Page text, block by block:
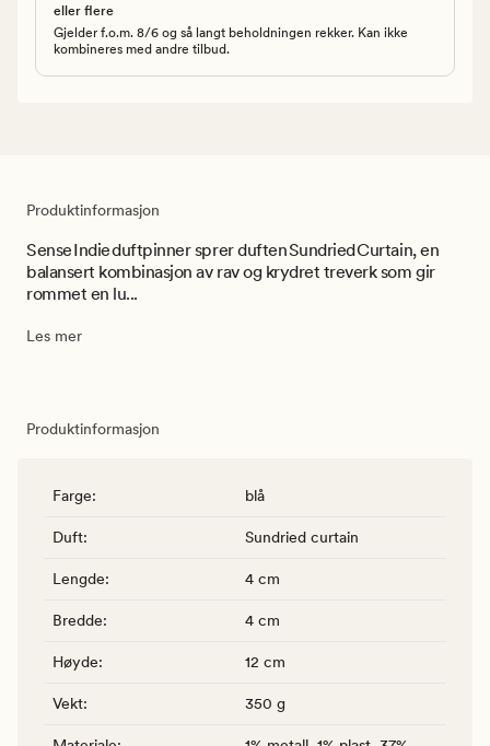
eller flere
Gjelder f.o.m. 8/6 og så langt beholdningen rekker. Kan ikke
kombineres med andre tilbud.
Produktinformasjon
Sense Indie duftpinner sprer duften Sundried Curtain, en
balansert kombinasjon av rav og krydret treverk som gir
rommet en lu...
Les mer
Produktinformasjon
Farge: blå
Duft: Sundried curtain
Lengde: 4 cm
Bredde: 4 cm
Høyde: 12 cm
Vekt: 350 g